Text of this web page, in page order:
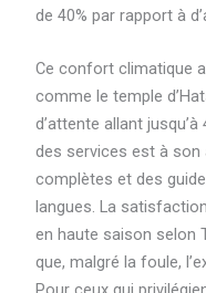
de 40% par rapport à
Ce confort climatique
comme le temple
d’attente allant
des services est à son
complètes et des
langues. La
en haute saison selon
que, malgré la foule,